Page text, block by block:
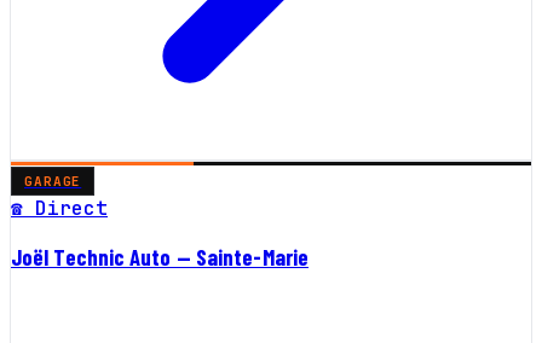
GARAGE
☎ Direct
Joël Technic Auto — Sainte-Marie